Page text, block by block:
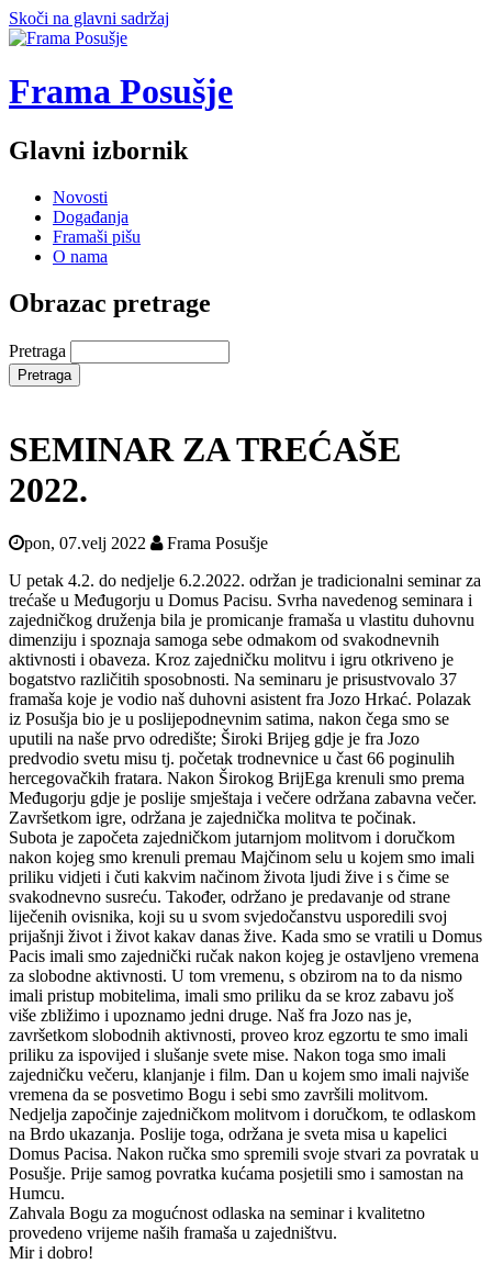
Skoči na glavni sadržaj
Frama Posušje
Glavni izbornik
Novosti
Događanja
Framaši pišu
O nama
Obrazac pretrage
Pretraga
SEMINAR ZA TREĆAŠE
2022.
pon, 07.velj 2022
Frama Posušje
U petak 4.2. do nedjelje 6.2.2022. održan je tradicionalni seminar za
trećaše u Međugorju u Domus Pacisu. Svrha navedenog seminara i
zajedničkog druženja bila je promicanje framaša u vlastitu duhovnu
dimenziju i spoznaja samoga sebe odmakom od svakodnevnih
aktivnosti i obaveza. Kroz zajedničku molitvu i igru otkriveno je
bogatstvo različitih sposobnosti. Na seminaru je prisustvovalo 37
framaša koje je vodio naš duhovni asistent fra Jozo Hrkać. Polazak
iz Posušja bio je u poslijepodnevnim satima, nakon čega smo se
uputili na naše prvo odredište; Široki Brijeg gdje je fra Jozo
predvodio svetu misu tj. početak trodnevnice u čast 66 poginulih
hercegovačkih fratara. Nakon Širokog BrijEga krenuli smo prema
Međugorju gdje je poslije smještaja i večere održana zabavna večer.
Završetkom igre, održana je zajednička molitva te počinak.
Subota je započeta zajedničkom jutarnjom molitvom i doručkom
nakon kojeg smo krenuli premau Majčinom selu u kojem smo imali
priliku vidjeti i čuti kakvim načinom života ljudi žive i s čime se
svakodnevno susreću. Također, održano je predavanje od strane
liječenih ovisnika, koji su u svom svjedočanstvu usporedili svoj
prijašnji život i život kakav danas žive. Kada smo se vratili u Domus
Pacis imali smo zajednički ručak nakon kojeg je ostavljeno vremena
za slobodne aktivnosti. U tom vremenu, s obzirom na to da nismo
imali pristup mobitelima, imali smo priliku da se kroz zabavu još
više zbližimo i upoznamo jedni druge. Naš fra Jozo nas je,
završetkom slobodnih aktivnosti, proveo kroz egzortu te smo imali
priliku za ispovijed i slušanje svete mise. Nakon toga smo imali
zajedničku večeru, klanjanje i film. Dan u kojem smo imali najviše
vremena da se posvetimo Bogu i sebi smo završili molitvom.
Nedjelja započinje zajedničkom molitvom i doručkom, te odlaskom
na Brdo ukazanja. Poslije toga, održana je sveta misa u kapelici
Domus Pacisa. Nakon ručka smo spremili svoje stvari za povratak u
Posušje. Prije samog povratka kućama posjetili smo i samostan na
Humcu.
Zahvala Bogu za mogućnost odlaska na seminar i kvalitetno
provedeno vrijeme naših framaša u zajedništvu.
Mir i dobro!